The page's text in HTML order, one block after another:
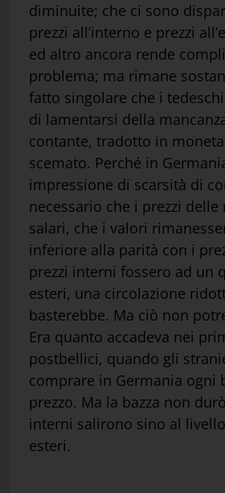
diminuite; che ci sono
prezzi all’interno e prezzi
ed altro ancora rende
problema; ma rimane
fatto singolare che i
di lamentarsi della
contante, tradotto in moneta
scemato. Perché in
impressione di scarsità di
necessario che i prezzi delle
salari, che i valori
inferiore alla parità con i
prezzi interni fossero ad un
esteri, una circolazione
basterebbe. Ma ciò non
Era quanto accadeva nei
postbellici, quando gli
comprare in Germania ogni
prezzo. Ma la bazza non
interni salirono sino al
esteri.